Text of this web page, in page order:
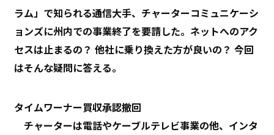
ラム」で知られる通信大手、チャーターコミュニケーシ
ョンズに州内での事業終了を要請した。ネットへのアク
セスは止まるの？ 他社に乗り換えた方が良いの？ 今回
はそんな疑問に答える。
タイムワーナー買収承認撤回
チャーターは電話やケーブルテレビ事業の他、インタ